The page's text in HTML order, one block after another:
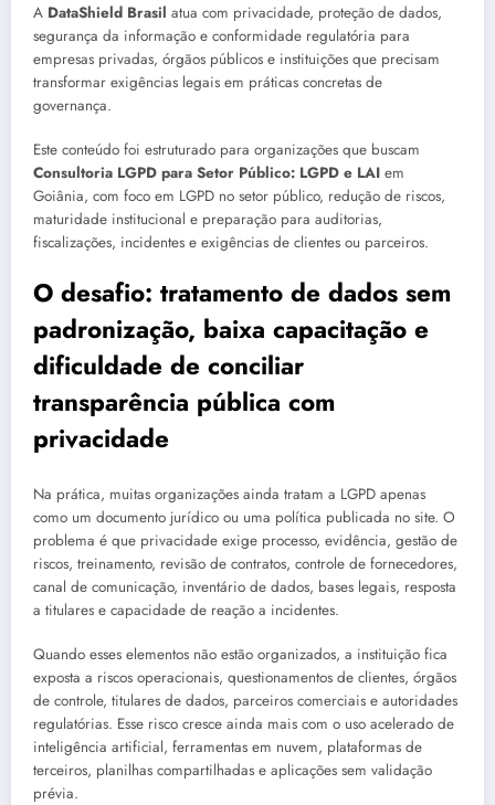
A DataShield Brasil atua com privacidade, proteção de dados,
segurança da informação e conformidade regulatória para
empresas privadas, órgãos públicos e instituições que precisam
transformar exigências legais em práticas concretas de
governança.
Este conteúdo foi estruturado para organizações que buscam
Consultoria LGPD para Setor Público: LGPD e LAI em
Goiânia, com foco em LGPD no setor público, redução de riscos,
maturidade institucional e preparação para auditorias,
fiscalizações, incidentes e exigências de clientes ou parceiros.
O desafio: tratamento de dados sem
padronização, baixa capacitação e
dificuldade de conciliar
transparência pública com
privacidade
Na prática, muitas organizações ainda tratam a LGPD apenas
como um documento jurídico ou uma política publicada no site. O
problema é que privacidade exige processo, evidência, gestão de
riscos, treinamento, revisão de contratos, controle de fornecedores,
canal de comunicação, inventário de dados, bases legais, resposta
a titulares e capacidade de reação a incidentes.
Quando esses elementos não estão organizados, a instituição fica
exposta a riscos operacionais, questionamentos de clientes, órgãos
de controle, titulares de dados, parceiros comerciais e autoridades
regulatórias. Esse risco cresce ainda mais com o uso acelerado de
inteligência artificial, ferramentas em nuvem, plataformas de
terceiros, planilhas compartilhadas e aplicações sem validação
prévia.